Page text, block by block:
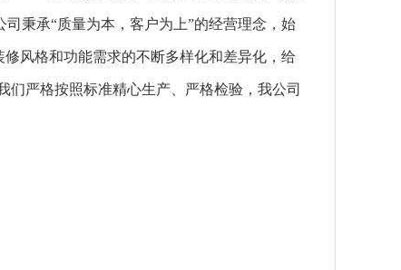
秉承“质量为本，客户为上”的经营理念，始
风格和功能需求的不断多样化和差异化，给
严格按照标准精心生产、严格检验，我公司